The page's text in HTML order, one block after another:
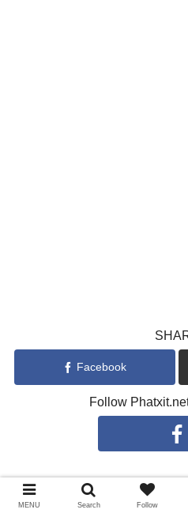
Facebook
Follow
MENU Search Follow